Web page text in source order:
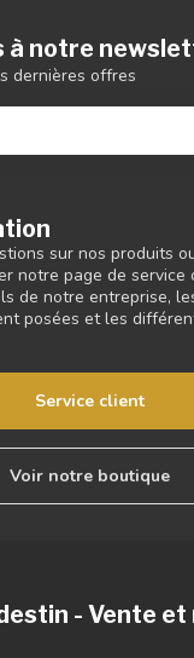
sur nos produits
notre page de service
de notre entreprise,
posées et les
Service client
Voir notre boutique
à notre
dernières offres
- Vente